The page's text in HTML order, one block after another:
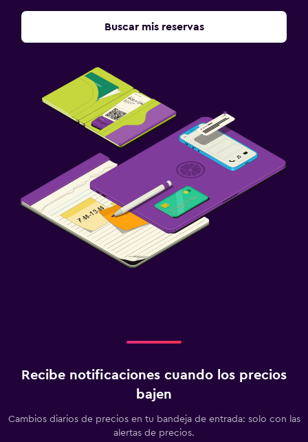
Buscar mis reservas
Recibe notificaciones cuando los precios
bajen
Cambios diarios de precios en tu bandeja de entrada: solo con las
alertas de precios.